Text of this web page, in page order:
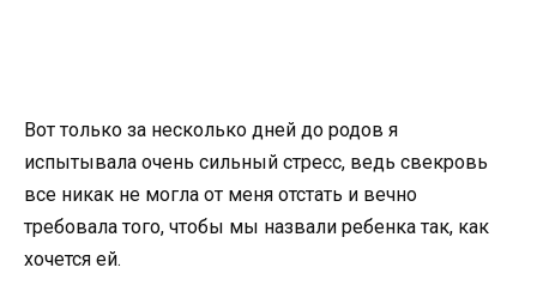
Вот только за несколько дней до родов я
испытывала очень сильный стресс, ведь свекровь
все никак не могла от меня отстать и вечно
требовала того, чтобы мы назвали ребенка так, как
хочется ей.